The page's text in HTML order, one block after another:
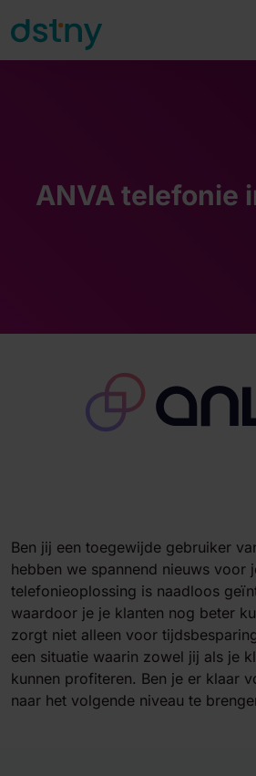
ANVA telefonie
Ben jij een toegewijde gebruiker
hebben we spannend nieuws voor
telefonieoplossing is naadloos
waardoor je je klanten nog beter
zorgt niet alleen voor
een situatie waarin zowel jij als je
kunnen profiteren. Ben je er klaar
naar het volgende niveau te